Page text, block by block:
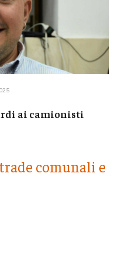
ai camionisti
comunali e